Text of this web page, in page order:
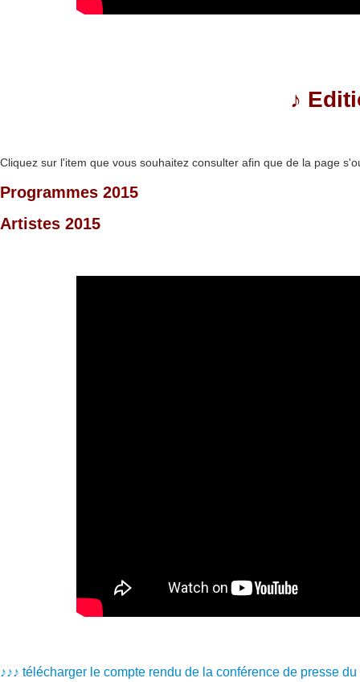
♪
Cliquez sur l'item que vous souhaitez consulter afin que de la page
Programmes 2015
Artistes 2015
♪♪♪ télécharger e compte rendu de la conférence de presse